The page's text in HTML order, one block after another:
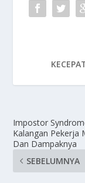
Impostor
Kalangan Pekerja
Dan Dampaknya
SEBELUMNYA